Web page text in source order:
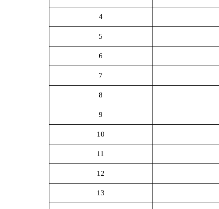
4
5
6
7
8
9
10
11
12
13